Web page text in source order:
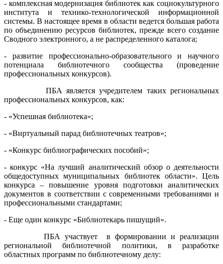
- комплексная модернизация библиотек как социокультурного
института и технико-технологической информационной
системы. В настоящее время в области ведется большая работа
по объединению ресурсов библиотек, прежде всего создание
Сводного электронного, а не распределенного каталога;
- развитие профессионально-образовательного и научного
потенциала библиотечного сообщества (проведение
профессиональных конкурсов).
ПБА является учредителем таких региональных
профессиональных конкурсов, как:
- «Успешная библиотека»;
- «Виртуальный парад библиотечных театров»;
- «Конкурс библиографических пособий»;
- конкурс «На лучший аналитический обзор о деятельности
общедоступных муниципальных библиотек области». Цель
конкурса – повышение уровня подготовки аналитических
документов в соответствии с современными требованиями и
профессиональными стандартами;
- Еще один конкурс «Библиотекарь пишущий».
ПБА участвует в формировании и реализации
региональной библиотечной политики, в разработке
областных программ по библиотечному делу: